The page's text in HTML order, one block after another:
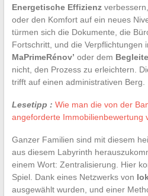
Energetische Effizienz
oder den Komfort auf ein neues
türmen sich die Dokumente, die
Fortschritt, und die Verpflichtungen
MaPrimeRénov’ oder dem
nicht, den Prozess zu erleichtern.
trifft auf einen administrativen Berg.
Lesetipp : Wie man die von der
angeforderte Immobilienbewertung
Ganzer Familien sind mit diesem
aus diesem Labyrinth
einem Wort: Zentralisierung. Hier
Spiel. Dank eines Netzwerks von
ausgewählt wurden, und einer